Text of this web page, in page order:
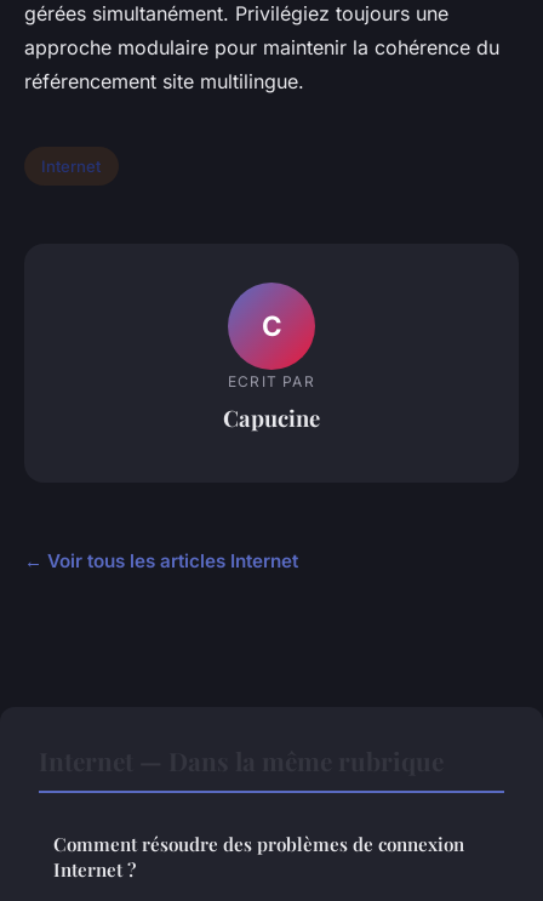
gérées simultanément. Privilégiez toujours une
approche modulaire pour maintenir la cohérence du
référencement site multilingue.
Internet
C
ECRIT PAR
Capucine
← Voir tous les articles Internet
Comment résoudre des problèmes de connexion
Internet ?